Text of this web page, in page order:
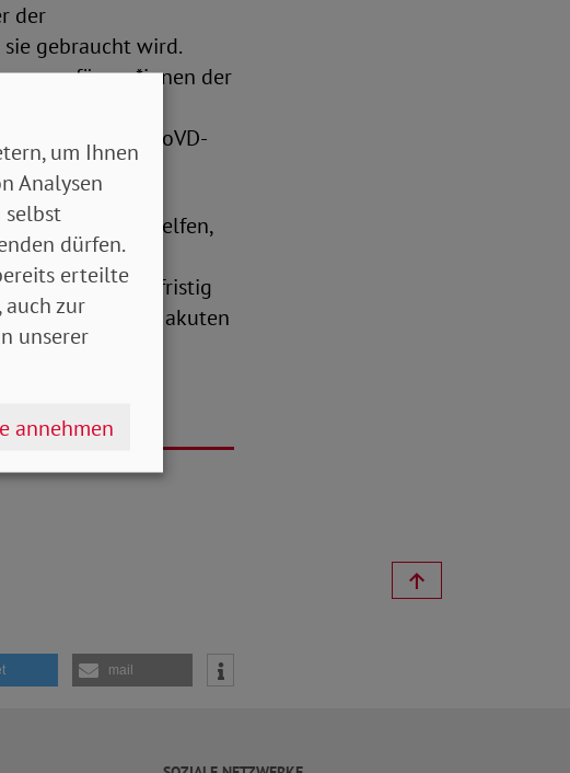
der
gebraucht wird.
der
auch all
erklärt SoVD-
Menschen helfen,
könnten. Langfristig
um solche akuten
mail
um Ihnen
Analysen
selbst
dürfen.
erteilte
zur
unserer
annehmen